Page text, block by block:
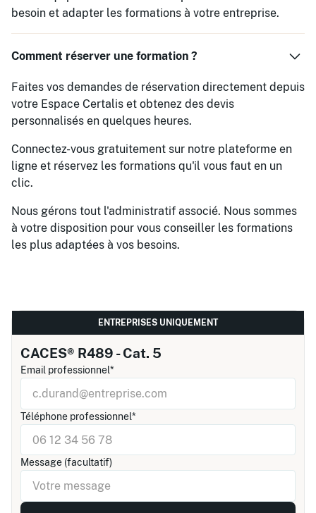
besoin et adapter les formations à votre entreprise.
Comment réserver une formation ?
Faites vos demandes de réservation directement depuis
votre Espace Certalis et obtenez des devis
personnalisés en quelques heures.
Connectez-vous gratuitement sur notre plateforme en
ligne et réservez les formations qu'il vous faut en un
clic.
Nous gérons tout l'administratif associé. Nous sommes
à votre disposition pour vous conseiller les formations
les plus adaptées à vos besoins.
ENTREPRISES UNIQUEMENT
CACES® R489 - Cat. 5
Email professionnel*
Téléphone professionnel*
Message (facultatif)